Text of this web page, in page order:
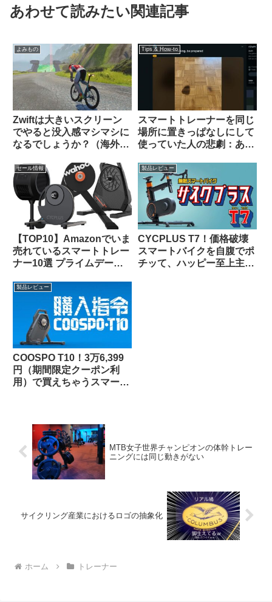
あわせて読みたい関連記事
よみもの
Zwiftは大きいスクリーン
でやると没入感マシマシに
なるでしょうか？（海外掲
Tips & How-to
スマートトレーナーを同じ
場所に置きっぱなしにして
使っていた人の悲劇：あな
示板から）
セール情報
【TOP10】Amazonでいま
売れているスマートトレー
ナー10選 プライムデーセ
製品レビュー
CYCPLUS T7！価格破壊
スマートバイクを自腹でポ
チッて、ハッピー至上主
製品レビュー
COOSPO T10！3万6,399
円（期間限定クーポン利
用）で買えちゃうスマート
MTB女子世界チャンピオンの体幹トレー
ニングには同じ動きがない
サイクリング産業におけるロゴの抽象化
ホーム トレーナー